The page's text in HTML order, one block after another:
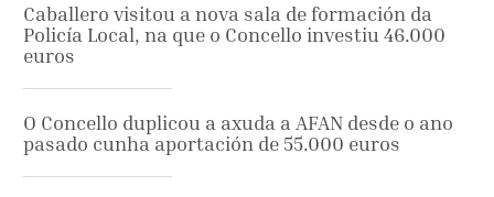
Caballero visitou a nova sala de formación da
Policía Local, na que o Concello investiu 46.000
euros
O Concello duplicou a axuda a AFAN desde o ano
pasado cunha aportación de 55.000 euros